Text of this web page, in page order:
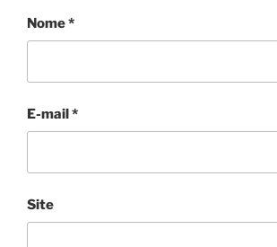
Nome*
E-mail*
Site